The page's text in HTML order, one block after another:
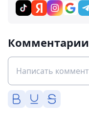
Комментарии